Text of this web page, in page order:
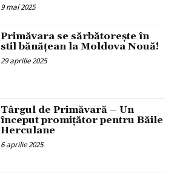
9 mai 2025
Primăvara se sărbătorește în
stil bănățean la Moldova Nouă!
29 aprilie 2025
Târgul de Primăvară – Un
început promițător pentru Băile
Herculane
6 aprilie 2025